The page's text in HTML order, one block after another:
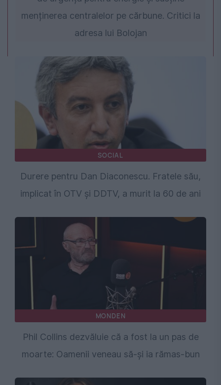
menținerea centralelor pe cărbune. Critici la
adresa lui Bolojan
SOCIAL
Durere pentru Dan Diaconescu. Fratele său,
implicat în OTV și DDTV, a murit la 60 de ani
MONDEN
Phil Collins dezvăluie că a fost la un pas de
moarte: Oamenii veneau să-și ia rămas-bun